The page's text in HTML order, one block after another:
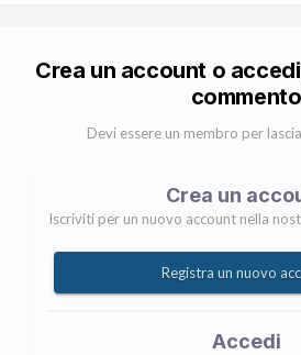
Crea un account o
commento
Devi essere un membro per
Crea un
Iscriviti per un nuovo account nella
Registra un nuovo
Accedi